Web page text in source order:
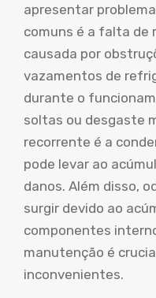
apresentar
comuns é a falta de
causada por
vazamentos de
durante o
soltas ou desgaste
recorrente é a
pode levar ao
danos. Além disso,
surgir devido ao
componentes
manutenção é
inconvenientes.